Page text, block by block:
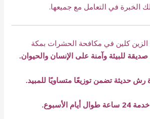
الخبرة في التعامل مع جميعها.
كلين في مكافحة الحشرات بمكة
للبيئة وآمنة على الإنسان والحيوان.
رش حديثة تضمن توزيعًا متساويًا للمبيد.
خدمة 24 ساعة طوال أيام الأسبوع.